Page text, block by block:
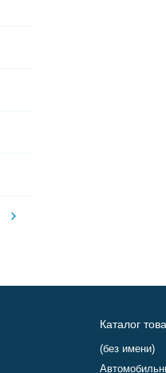
Каталог
(без имени)